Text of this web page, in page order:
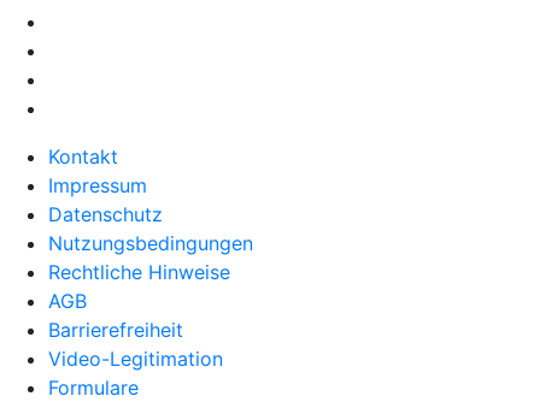
Kontakt
Impressum
Datenschutz
Nutzungsbedingungen
Rechtliche Hinweise
AGB
Barrierefreiheit
Video-Legitimation
Formulare